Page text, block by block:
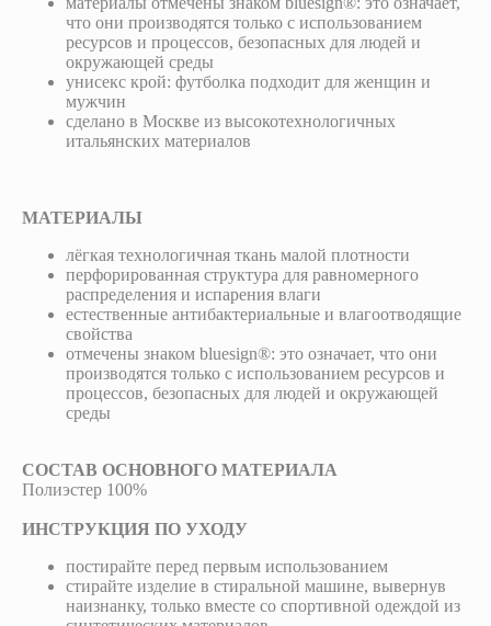
что они производятся только с использованием
ресурсов и процессов, безопасных для людей и
окружающей среды
унисекс крой: футболка подходит для женщин и
мужчин
сделано в Москве из высокотехнологичных
итальянских материалов
МАТЕРИАЛЫ
лёгкая технологичная ткань малой плотности
перфорированная структура для равномерного
распределения и испарения влаги
естественные антибактериальные и влагоотводящие
свойства
отмечены знаком bluesign®: это означает, что они
производятся только с использованием ресурсов и
процессов, безопасных для людей и окружающей
среды
СОСТАВ ОСНОВНОГО МАТЕРИАЛА
Полиэстер 100%
ИНСТРУКЦИЯ ПО УХОДУ
постирайте перед первым использованием
стирайте изделие в стиральной машине, вывернув
наизнанку, только вместе со спортивной одеждой из